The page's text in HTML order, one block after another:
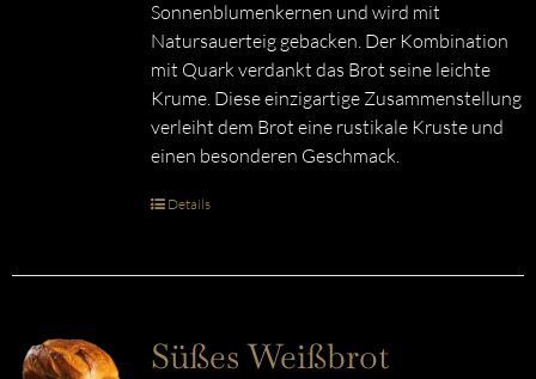
Sonnenblumenkernen und wird mit
Natursauerteig gebacken. Der Kombination
mit Quark verdankt das Brot seine leichte
Krume. Diese einzigartige Zusammenstellung
verleiht dem Brot eine rustikale Kruste und
einen besonderen Geschmack.
Details
Süßes Weißbrot